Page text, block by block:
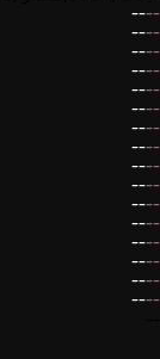
--
--
--
--
--
--
--
--
--
--
--
--
--
--
--
--
--
--
--
--
--
--
--
--
--
--
--
--
--
--
--
--